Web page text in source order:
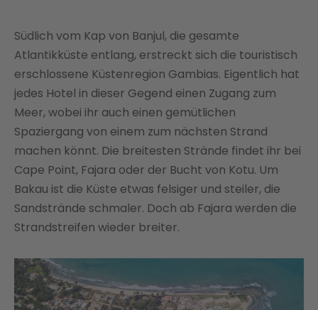
Südlich vom Kap von Banjul, die gesamte
Atlantikküste entlang, erstreckt sich die touristisch
erschlossene Küstenregion Gambias. Eigentlich hat
jedes Hotel in dieser Gegend einen Zugang zum
Meer, wobei ihr auch einen gemütlichen
Spaziergang von einem zum nächsten Strand
machen könnt. Die breitesten Strände findet ihr bei
Cape Point, Fajara oder der Bucht von Kotu. Um
Bakau ist die Küste etwas felsiger und steiler, die
Sandstrände schmaler. Doch ab Fajara werden die
Strandstreifen wieder breiter.